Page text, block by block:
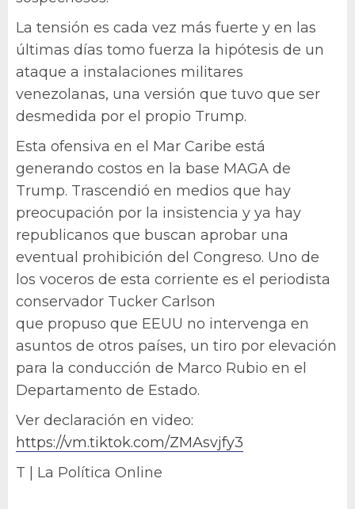
La tensión es cada vez más fuerte y en las
últimas días tomo fuerza la hipótesis de un
ataque a instalaciones militares
venezolanas, una versión que tuvo que ser
desmedida por el propio Trump.
Esta ofensiva en el Mar Caribe está
generando costos en la base MAGA de
Trump. Trascendió en medios que hay
preocupación por la insistencia y ya hay
republicanos que buscan aprobar una
eventual prohibición del Congreso. Uno de
los voceros de esta corriente es el periodista
conservador Tucker Carlson
que propuso que EEUU no intervenga en
asuntos de otros países, un tiro por elevación
para la conducción de Marco Rubio en el
Departamento de Estado.
Ver declaración en video:
https://vm.tiktok.com/ZMAsvjfy3
T | La Política Online